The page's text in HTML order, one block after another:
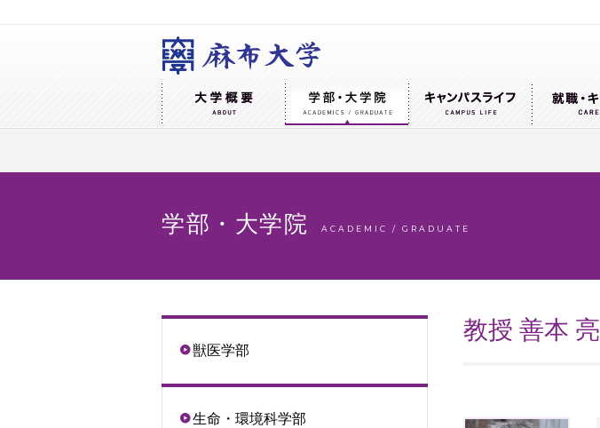
学部・大学院 ACADEMIC / GRADUATE
教授 善本 亮
獣医学部
生命・環境科学部